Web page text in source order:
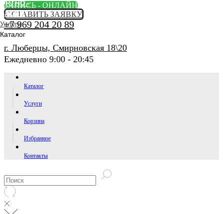
ЗАПИСЬ - ОНЛАЙН
ОСТАВИТЬ ЗАЯВКУ
+7 969 204 20 89
г. Люберцы, Смирновская 18\20
Ежедневно 9:00 - 20:45
Каталог
Услуги
Корзина
Избранное
Контакты
ORTHO -
SALON
Услуги
Каталог